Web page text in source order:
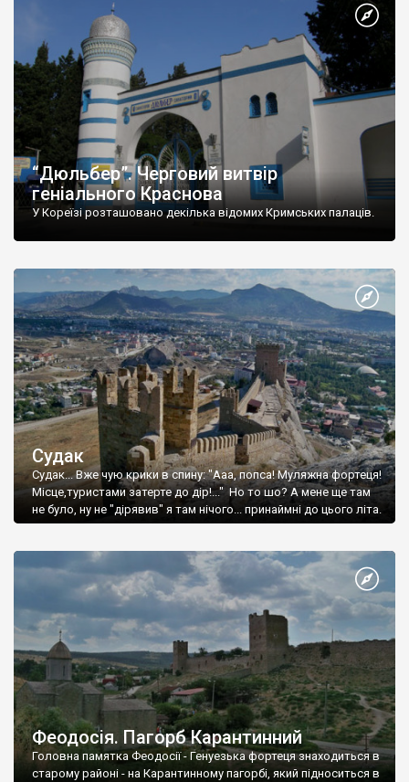
“Дюльбер”. Черговий витвір
геніального Краснова
У Кореїзі розташовано декілька відомих Кримських палаців.
Судак
Судак... Вже чую крики в спину: "Ааа, попса! Муляжна фортеця!
Місце,туристами затерте до дір!..." Но то шо? А мене ще там
не було, ну не "дірявив" я там нічого... принаймні до цього літа.
Феодосія. Пагорб Карантинний
Головна памятка Феодосії - Генуезька фортеця знаходиться в
старому районі - на Карантинному пагорбі, який підноситься в